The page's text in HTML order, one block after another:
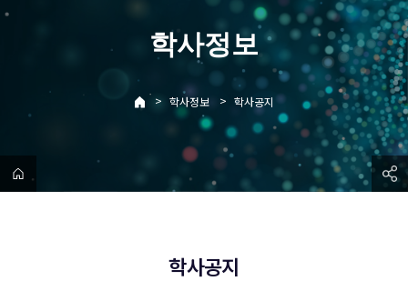
학사정보
> 학사정보 > 학사공지
학사공지